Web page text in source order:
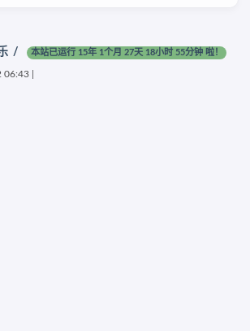
/ 本站已运行 15年 1个月 27天 18小时 55分钟 啦！
06:43